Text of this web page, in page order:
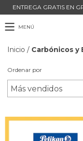
ENTREGA GRATIS EN
MENÚ
Inicio / Carbónicos y
Ordenar por